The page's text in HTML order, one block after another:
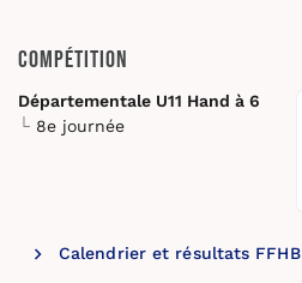
Compétition
Départementale U11 Hand à 6
8e journée
Calendrier et résultats FFHB